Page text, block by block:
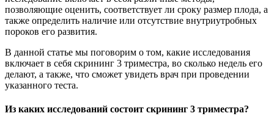
позволяющие оценить, соответствует ли сроку размер плода, а
также определить наличие или отсутствие внутриутробных
пороков его развития.
В данной статье мы поговорим о том, какие исследования
включает в себя скрининг 3 триместра, во сколько недель его
делают, а также, что сможет увидеть врач при проведении
указанного теста.
Из каких исследований состоит скрининг 3 триместра?